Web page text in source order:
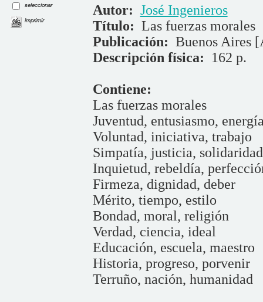
seleccionar
imprimir
Autor: José Ingenieros
Título: Las fuerzas morales
Publicación: Buenos Aires
Descripción física: 162 p.
Contiene:
Las fuerzas morales
Juventud, entusiasmo,
Voluntad, iniciativa, trabajo
Simpatía, justicia, solidaridad
Inquietud, rebeldía,
Firmeza, dignidad, deber
Mérito, tiempo, estilo
Bondad, moral, religión
Verdad, ciencia, ideal
Educación, escuela, maestro
Historia, progreso, porvenir
Terruño, nación, humanidad